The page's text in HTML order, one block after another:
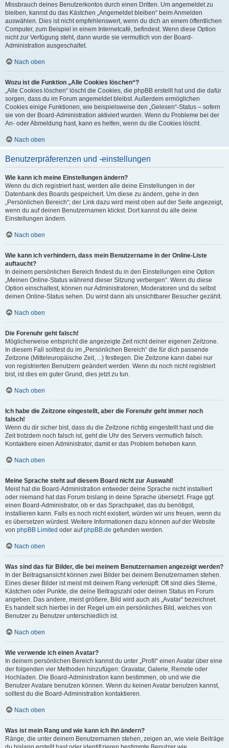
Missbrauch deines Benutzerkontos durch einen Dritten. Um angemeldet zu
bleiben, kannst du das Kästchen „Angemeldet bleiben“ beim Anmelden
auswählen. Dies ist nicht empfehlenswert, wenn du dich an einem öffentlichen
Computer, zum Beispiel in einem Internetcafé, befindest. Wenn diese Option
nicht zur Verfügung steht, dann wurde sie vermutlich von der Board-
Administration ausgeschaltet.
Nach oben
Wozu ist die Funktion „Alle Cookies löschen“?
„Alle Cookies löschen“ löscht die Cookies, die phpBB erstellt hat und die dafür
sorgen, dass du im Forum angemeldet bleibst. Außerdem ermöglichen
Cookies einige Funktionen, wie beispielsweise den „Gelesen“-Status – sofern
sie von der Board-Administration aktiviert wurden. Wenn du Probleme bei der
An- oder Abmeldung hast, kann es helfen, wenn du die Cookies löscht.
Nach oben
Benutzerpräferenzen und -einstellungen
Wie kann ich meine Einstellungen ändern?
Wenn du dich registriert hast, werden alle deine Einstellungen in der
Datenbank des Boards gespeichert. Um diese zu ändern, gehe in den
„Persönlichen Bereich“; der Link dazu wird meist oben auf der Seite angezeigt,
wenn du auf deinen Benutzernamen klickst. Dort kannst du alle deine
Einstellungen ändern.
Nach oben
Wie kann ich verhindern, dass mein Benutzername in der Online-Liste
auftaucht?
In deinem persönlichen Bereich findest du in den Einstellungen eine Option
„Meinen Online-Status während dieser Sitzung verbergen“. Wenn du diese
Option einschaltest, können nur Administratoren, Moderatoren und du selbst
deinen Online-Status sehen. Du wirst dann als unsichtbarer Besucher gezählt.
Nach oben
Die Forenuhr geht falsch!
Möglicherweise entspricht die angezeigte Zeit nicht deiner eigenen Zeitzone.
In diesem Fall solltest du im „Persönlichen Bereich“ die für dich passende
Zeitzone (Mitteleuropäische Zeit, ...) festlegen. Die Zeitzone kann dabei nur
von registrierten Benutzern geändert werden. Wenn du noch nicht registriert
bist, ist dies ein guter Grund, dies jetzt zu tun.
Nach oben
Ich habe die Zeitzone eingestellt, aber die Forenuhr geht immer noch
falsch!
Wenn du dir sicher bist, dass du die Zeitzone richtig eingestellt hast und die
Zeit trotzdem noch falsch ist, geht die Uhr des Servers vermutlich falsch.
Kontaktiere einen Administrator, damit er das Problem beheben kann.
Nach oben
Meine Sprache steht auf diesem Board nicht zur Auswahl!
Meist hat die Board-Administration entweder deine Sprache nicht installiert
oder niemand hat das Forum bislang in deine Sprache übersetzt. Frage ggf.
einen Board-Administrator, ob er das Sprachpaket, das du benötigst,
installieren kann. Falls es noch nicht existiert, würden wir uns freuen, wenn du
es übersetzen würdest. Weitere Informationen dazu können auf der Website
von phpBB Limited oder aufphpBB.de gefunden werden.
Nach oben
Was sind das für Bilder, die bei meinem Benutzernamen angezeigt werden?
In der Beitragsansicht können zwei Bilder bei deinem Benutzernamen stehen.
Eines dieser Bilder ist meist mit deinem Rang verknüpft: Oft sind dies Sterne,
Kästchen oder Punkte, die deine Beitragszahl oder deinen Status im Forum
angeben. Das andere, meist größere, Bild wird auch als „Avatar“ bezeichnet.
Es handelt sich hierbei in der Regel um ein persönliches Bild, welches von
Benutzer zu Benutzer unterschiedlich ist.
Nach oben
Wie verwende ich einen Avatar?
In deinem persönlichen Bereich kannst du unter „Profil“ einen Avatar über eine
der folgenden vier Methoden hinzufügen: Gravatar, Galerie, Remote oder
Hochladen. Die Board-Administration kann bestimmen, ob und wie die
Benutzer Avatare benutzen können. Wenn du keinen Avatar benutzen kannst,
solltest du die Board-Administration kontaktieren.
Nach oben
Was ist mein Rang und wie kann ich ihn ändern?
Ränge, die unter deinem Benutzernamen stehen, zeigen an, wie viele Beiträge